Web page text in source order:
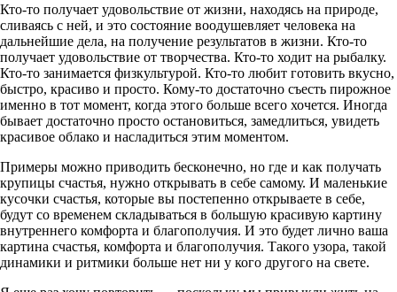
Кто-то получает удовольствие от жизни, находясь на природе,
сливаясь с ней, и это состояние воодушевляет человека на
дальнейшие дела, на получение результатов в жизни. Кто-то
получает удовольствие от творчества. Кто-то ходит на рыбалку.
Кто-то занимается физкультурой. Кто-то любит готовить вкусно,
быстро, красиво и просто. Кому-то достаточно съесть пирожное
именно в тот момент, когда этого больше всего хочется. Иногда
бывает достаточно просто остановиться, замедлиться, увидеть
красивое облако и насладиться этим моментом.
Примеры можно приводить бесконечно, но где и как получать
крупицы счастья, нужно открывать в себе самому. И маленькие
кусочки счастья, которые вы постепенно открываете в себе,
будут со временем складываться в большую красивую картину
внутреннего комфорта и благополучия. И это будет лично ваша
картина счастья, комфорта и благополучия. Такого узора, такой
динамики и ритмики больше нет ни у кого другого на свете.